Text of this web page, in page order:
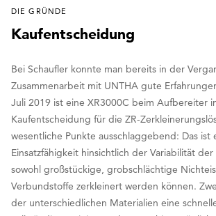
DIE GRÜNDE
Kaufentscheidung
Bei Schaufler konnte man bereits in der
Zusammenarbeit mit UNTHA gute
Juli 2019 ist eine XR3000C beim Aufbereiter
Kaufentscheidung für die ZR-
wesentliche Punkte ausschlaggebend: Das ist
Einsatzfähigkeit hinsichtlich der Variabilität
sowohl großstückige, grobschlächtige
Verbundstoffe zerkleinert werden können.
der unterschiedlichen Materialien eine